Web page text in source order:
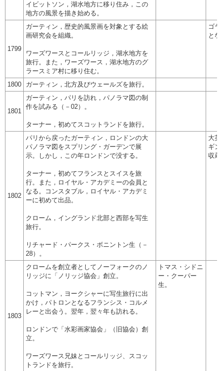
イビットソン，湖水地方に移り住み，この
地方の風景を描き始める。
1799
ガーティン，歴史的風景画を対象とする絵
画研究会を組織。
ワーズワースとコールリッジ，湖水地方を
旅行。また，ワーズワース，湖水地方のグ
ラースミア村に移り住む。
ゴ
と
1800 ガーティン，北方及びウェールズを旅行。
1801
ガーティン，パリを訪れ，パノラマ図の制
作を試みる（－02）。
ターナー，初めてスコットランドを旅行。
1802
パリから戻ったガーティン，ロンドンの大
パノラマ図をスプリング・ガーデンで展
示。しかし，この年ロンドンで没する。
ターナー，初めてフランスとスイスを旅
行。また，ロイヤル・アカデミーの会員と
なる。コンスタブル，ロイヤル・アカデミ
ーに初めて出品。
クローム，イングランド北部と西部を写生
旅行。
リチャード・パークス・ボニントン生（－
28）。
大
ギ
収
1803
クロームを創立者としてノーフォークのノ
リッジに「ノリッジ協会」創立。
コットマン，ヨークシャーに写生旅行に出
かけ，パトロンとなるフランシス・コルメ
レーと出会う。翌年，翌々年も訪れる。
ロンドンで「水彩画家協会」（旧協会）創
立。
ワーズワース兄妹とコールリッジ、スコッ
トランドを旅行。
トマス・シドニ
ー・クーパー
生。